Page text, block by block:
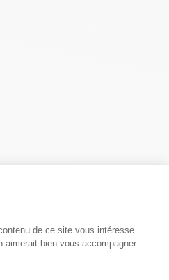
de ce site vous intéresse
aimerait bien vous accompagner